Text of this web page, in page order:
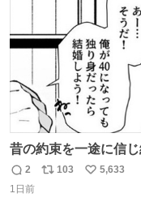
昔の約束を一途に信
返
信
2
リ
103
い
5,633
1日前